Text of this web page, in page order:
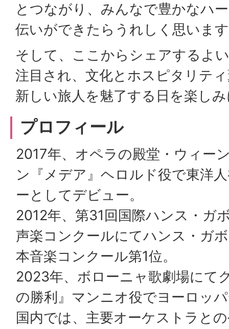
ざ
ん
か
ホ
ー
ル
とつながり、みんなで豊かなハ
伝いができたらうれしく思いま
そして、ここからシェアするよ
注目され、文化とホスピタリテ
新しい旅人を魅了する日を楽し
プロフィール
2017年、オペラの殿堂・ウィー
ン『メデア』ヘロルド役で東洋
ーとしてデビュー。
2012年、第31回国際ハンス・ガ
声楽コンクールにてハンス・ガ
本音楽コンクール第1位。
2023年、ボローニャ歌劇場にて
の勝利』マンニオ役でヨーロッ
国内では、主要オーケストラと